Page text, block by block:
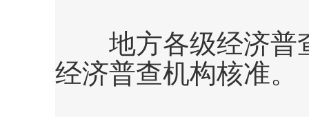
地方各级经济普
经济普查机构核准。